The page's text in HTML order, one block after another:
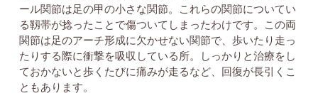
ール関節は足の甲の小さな関節。これらの関節についてい
る靱帯が捻ったことで傷ついてしまったわけです。この両
関節は足のアーチ形成に欠かせない関節で、歩いたり走っ
たりする際に衝撃を吸収している所。しっかりと治療をし
ておかないと歩くたびに痛みが走るなど、回復が長引くこ
ともあります。